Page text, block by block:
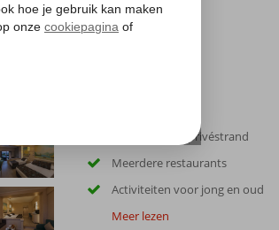
Direct aan het privéstrand
Meerdere restaurants
Activiteiten voor jong en oud
Meer lezen